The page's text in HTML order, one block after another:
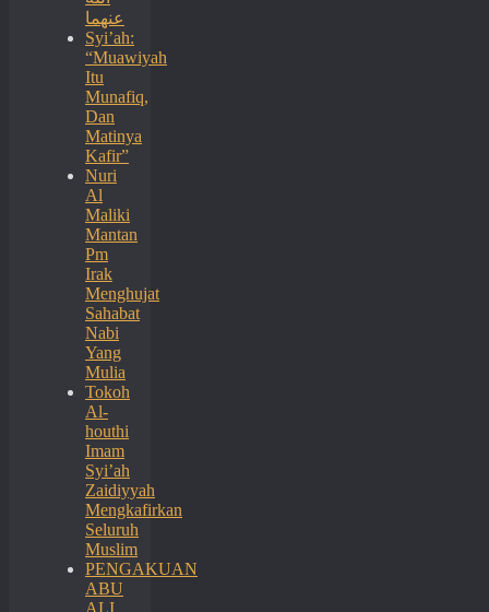
عنهما
Syi’ah:
“Muawiyah
Itu
Munafiq,
Dan
Matinya
Kafir”
Nuri
Al
Maliki
Mantan
Pm
Irak
Menghujat
Sahabat
Nabi
Yang
Mulia
Tokoh
Al-
houthi
Imam
Syi’ah
Zaidiyyah
Mengkafirkan
Seluruh
Muslim
PENGAKUAN
ABU
ALI